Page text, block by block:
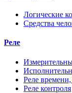
Логические
Средства
Реле
Реле
Реле контроля